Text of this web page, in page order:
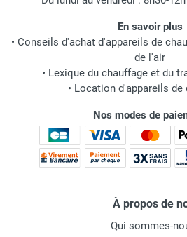
En savoir plus
• Conseils d'achat d'appareils de
de l'air
• Lexique du chauffage et du
• Location d'appareils de
Nos modes de
À propos de
Qui sommes-